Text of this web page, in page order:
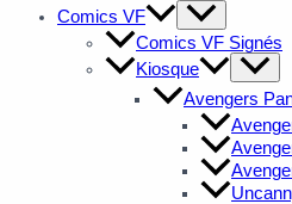
Comics VF
Comics VF Signés
Kiosque
Avengers